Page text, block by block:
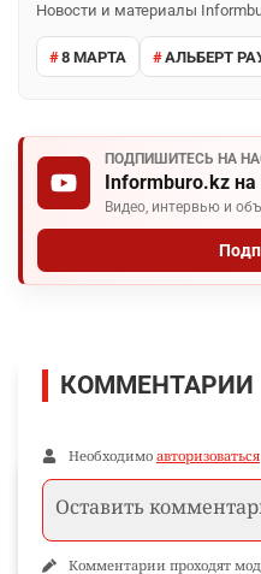
Новости и материалы
8 МАРТА АЛЬБЕРТ
ПОДПИШИТЕСЬ НА
Informburo.kz на
Видео, интервью и
КОММЕНТАРИИ
Необходимо авторизоваться
Комментарии проходят